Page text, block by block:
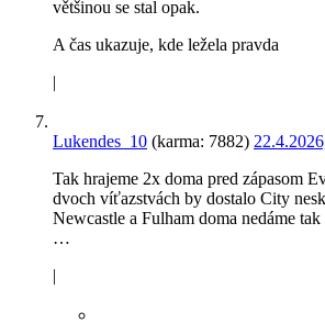
většinou se stal opak.
A čas ukazuje, kde ležela pravda
|
Lukendes_10 (karma: 7882)
Tak hrajeme 2x doma pred zápasom
dvoch víťazstvách by dostalo City
Newcastle a Fulham doma nedáme
…
|